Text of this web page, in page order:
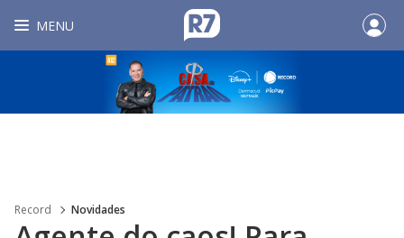
MENU
Record Novidades